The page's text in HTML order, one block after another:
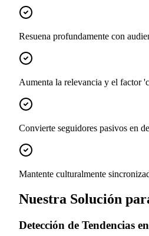
Resuena profundamente con
Aumenta la relevancia y el factor
Convierte seguidores pasivos en
Mantente culturalmente
Nuestra Solución
Detección de Tendencias